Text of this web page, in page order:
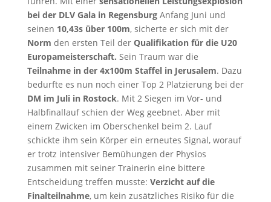
bei der DLV Gala in RegensburgAnfang Juni und
seinen 10,43s über 100m, sicherte er sich mit der
Norm den ersten Teil der Qualifikation für die U20
Europameisterschaft. Sein Traum war die
Teilnahme in der 4x100m Staffel in Jerusalem. Dazu
bedurfte es nun noch einer Top 2 Platzierung bei der
DM im Juli in Rostock. Mit 2 Siegen im Vor- und
Halbfinallauf schien der Weg geebnet. Aber mit
einem Zwicken im Oberschenkel beim 2. Lauf
schickte ihm sein Körper ein erneutes Signal, worauf
er trotz intensiver Bemühungen der Physios
zusammen mit seiner Trainerin eine bittere
Entscheidung treffen musste: Verzicht auf die
Finalteilnahme, um kein zusätzliches Risiko für die